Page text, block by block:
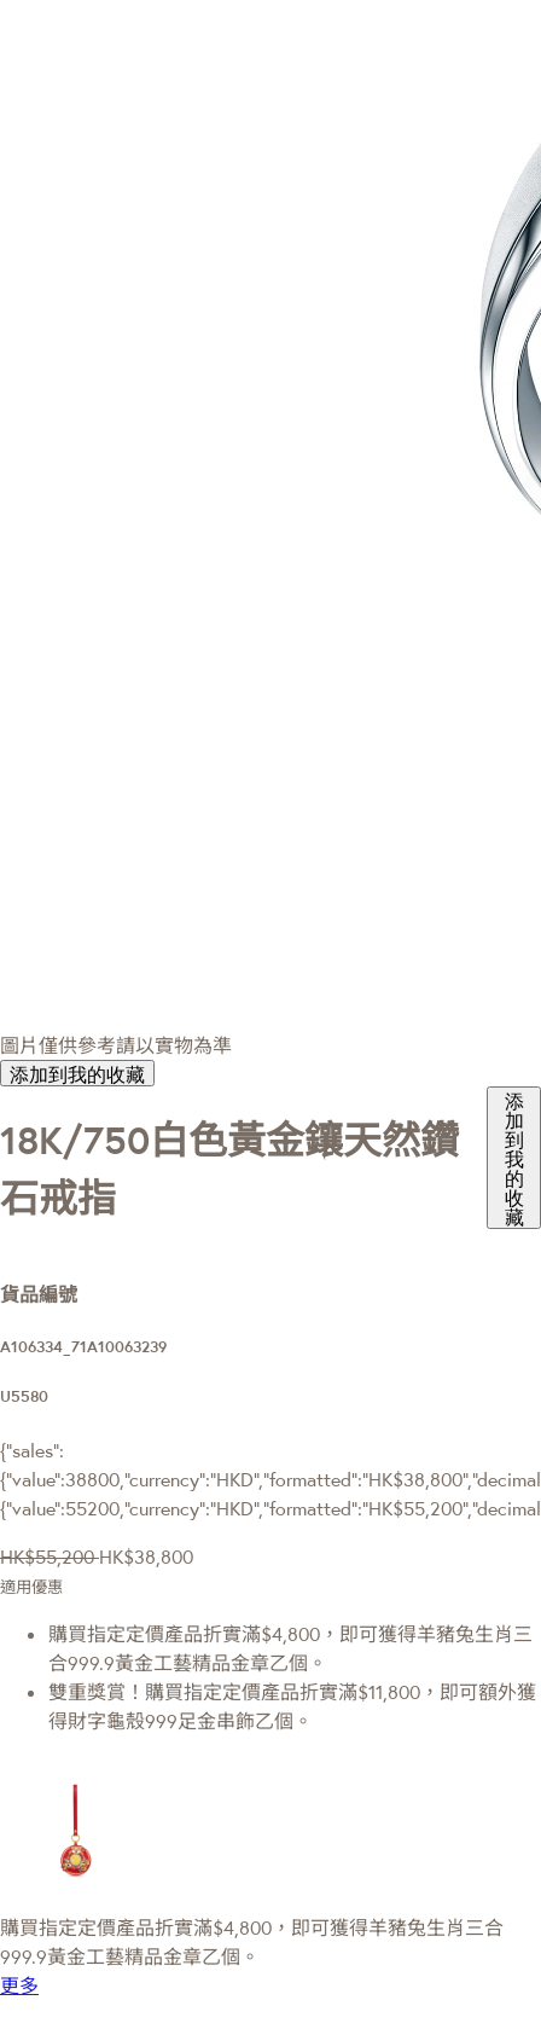
圖片僅供參考請以實物為準
添加到我的收藏
18K/750白色黃金鑲天然鑽
石戒指
添
加
到
我
的
收
藏
貨品編號
A106334_71A10063239
U5580
{"sales":
HK$55,200 HK$38,800
適用優惠
購買指定定價產品折實滿$4,800，即可獲得羊豬兔生肖三
合999.9黃金工藝精品金章乙個。
雙重獎賞！購買指定定價產品折實滿$11,800，即可額外獲
得財字龜殼999足金串飾乙個。
購買指定定價產品折實滿$4,800，即可獲得羊豬兔生肖三合
999.9黃金工藝精品金章乙個。
更多